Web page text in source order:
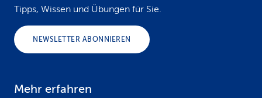
Tipps, Wissen und Übungen für Sie.
NEWSLETTER ABONNIEREN
Mehr erfahren